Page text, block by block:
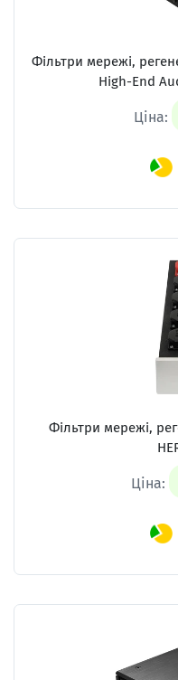
Фільтри мережі,
High-End
Ціна:
Фільтри мережі,
Ціна: